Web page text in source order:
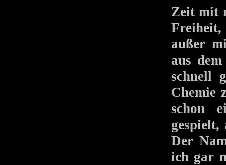
Zeit mit
außer
aus
schnell
Chemie
schon
Der
ich gar